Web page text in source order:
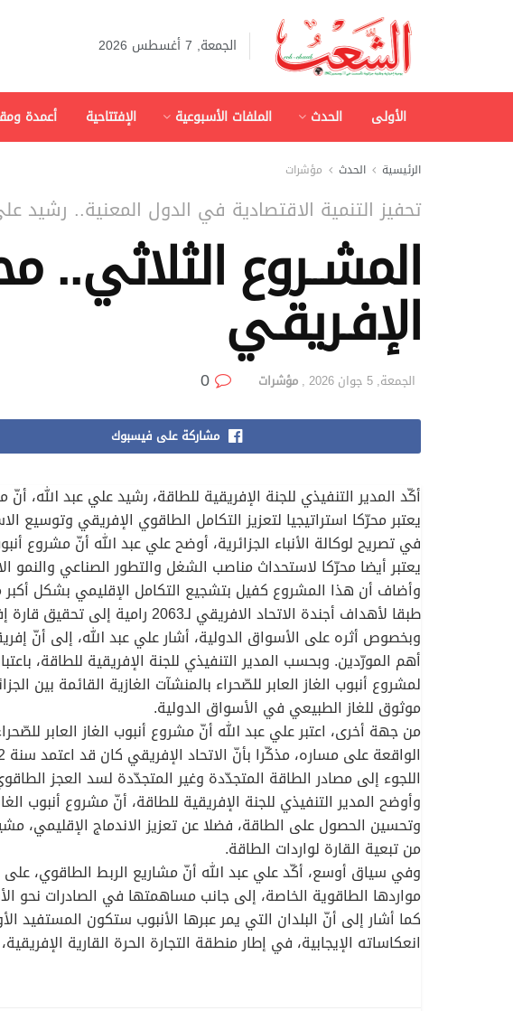
الجمعة, 7 أغسطس 2026
الأولى الحدث الملفات الأسبوعية الإفتتاحية أعمدة
الرئيسية الحدث مؤشرات
تحفيز التنمية الاقتصادية في الدول المعنية.. رشيد
المشــروع الثلاثي..
الإفـريقـي
الجمعة, 5 جوان 2026 , مؤشرات
مشاركة على فيسبوك
أكّد المدير التنفيذي للجنة الإفريقية للطاقة، رشيد علي عبد الله،
يعتبر محرّكا استراتيجيا لتعزيز التكامل الطاقوي الإفريقي وتوسيع
في تصريح لوكالة الأنباء الجزائرية، أوضح علي عبد الله أنّ مشروع
يعتبر أيضا محرّكا لاستحداث مناصب الشغل والتطور الصناعي والنمو
وأضاف أن هذا المشروع كفيل بتشجيع التكامل الإقليمي بشكل أكبر
طبقا لأهداف أجندة الاتحاد الافريقي لـ2063 رامية إلى تحقيق قارة إفريقية مدمجة.
وبخصوص أثره على الأسواق الدولية، أشار علي عبد الله، إلى أنّ
أهم المورّدين. وبحسب المدير التنفيذي للجنة الإفريقية للطاقة،
لمشروع أنبوب الغاز العابر للصّحراء بالمنشآت الغازية القائمة بين
موثوق للغاز الطبيعي في الأسواق الدولية.
من جهة أخرى، اعتبر علي عبد الله أنّ مشروع أنبوب الغاز العابر
اللجوء إلى مصادر الطاقة المتجدّدة وغير المتجدّدة لسد العجز
وأوضح المدير التنفيذي للجنة الإفريقية للطاقة، أنّ مشروع
وتحسين الحصول على الطاقة، فضلا عن تعزيز الاندماج الإقليمي،
من تبعية القارة لواردات الطاقة.
وفي سياق أوسع، أكّد علي عبد الله أنّ مشاريع الربط الطاقوي، على
مواردها الطاقوية الخاصة، إلى جانب مساهمتها في الصادرات نحو
كما أشار إلى أنّ البلدان التي يمر عبرها الأنبوب ستكون
انعكاساته الإيجابية، في إطار منطقة التجارة الحرة القارية